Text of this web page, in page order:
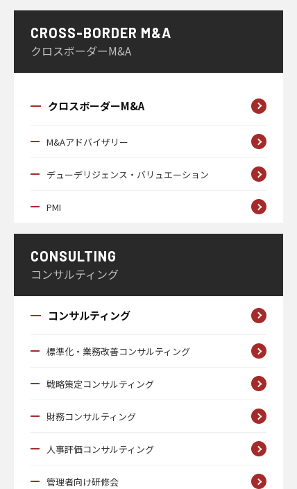
CROSS-BORDER M&A
クロスボーダーM&A
クロスボーダーM&A
M&Aアドバイザリー
デューデリジェンス・バリュエーション
PMI
CONSULTING
コンサルティング
コンサルティング
標準化・業務改善コンサルティング
戦略策定コンサルティング
財務コンサルティング
人事評価コンサルティング
管理者向け研修会